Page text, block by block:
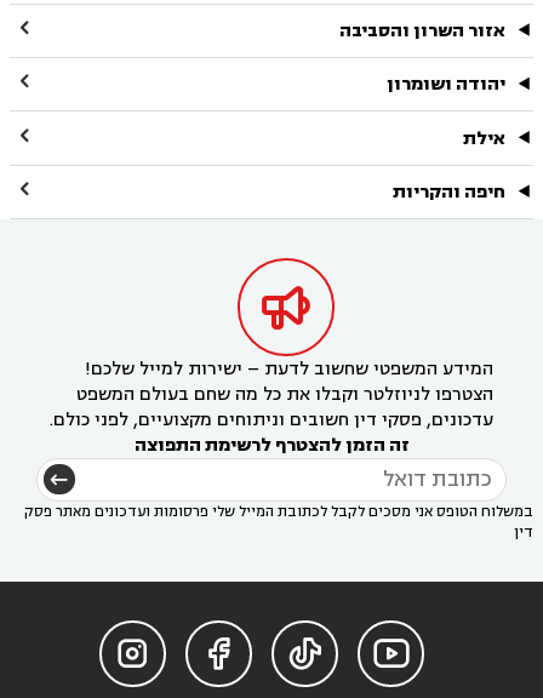
אזור השרון והסביבה 
יהודה ושומרון 
אילת 
חיפה והקריות 

המידע המשפטי שחשוב לדעת – ישירות למייל שלכם!
הצטרפו לניוזלטר וקבלו את כל מה שחם בעולם המשפט
עדכונים, פסקי דין חשובים וניתוחים מקצועיים, לפני כולם.
זה הזמן להצטרף לרשימת התפוצה
במשלוח הטופס אני מסכים לקבל לכתובת המייל שלי פרסומות ועדכונים מאתר פסק
דין



